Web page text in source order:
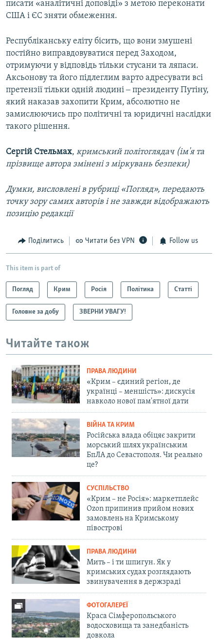
писати «аналітичні доповіді» з метою переконати
США і ЄС зняти обмеження.
Республіканську еліту бісить, що вони змушені
постійно виправдовуватися перед Заходом,
отримуючи у відповідь тільки стусани та ляпаси.
Аксьонову та його підлеглим варто адресувати всі
претензії тільки одній людині ‒ президенту Путіну,
який наказав захопити Крим, абсолютно не
замислюючись про політичні та юридичні наслідки
такого рішення.
Сергій Стельмах, кримський політоглядач (ім'я та
прізвище автора змінені з міркувань безпеки)
Думки, висловлені в рубриці «Погляд», передають
точку зору самих авторів і не завжди відображають
позицію редакції
Поділитись Читати без VPN Follow us
This item is part of
Погляд Крим Росія Політика Статті
Головне за добу ЗВЕРНИ УВАГУ!
Читайте також
ПРАВА ЛЮДИНИ
«Крим – єдиний регіон, де
українці – меншість»: дискусія
навколо нової пам'ятної дати
ВІЙНА ТА КРИМ
Російська влада обіцяє закрити
морський шлях українським
БпЛА до Севастополя. Чи реально
це?
СУСПІЛЬСТВО
«Крим – не Росія»: маркетплейс
Ozon припинив прийом нових
замовлень на Кримському
півострові
ПРАВА ЛЮДИНИ
Мить – і ти шпигун. Як у
кримських судах розглядають
звинувачення в держзраді
ФОТОГАЛЕРЕЇ
Краса Сімферопольського
водосховища та занедбаність
довкола